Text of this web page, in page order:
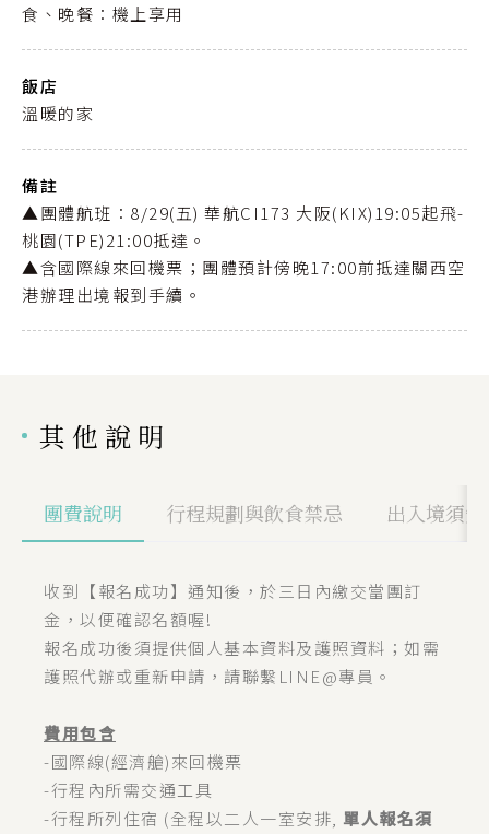
食、晚餐：機上享用
飯店
溫暖的家
備註
▲團體航班：8/29(五) 華航CI173 大阪(KIX)19:05起飛-
桃園(TPE)21:00抵達。
▲含國際線來回機票；團體預計傍晚17:00前抵達關西空
港辦理出境報到手續。
其他說明
團費說明 行程規劃與飲食禁忌 出入境須知
收到【報名成功】通知後，於三日內繳交當團訂
金，以便確認名額喔!
報名成功後須提供個人基本資料及護照資料；如需
護照代辦或重新申請，請聯繫LINE@專員。
費用包含
-國際線(經濟艙)來回機票
-行程內所需交通工具
-行程所列住宿 (全程以二人一室安排, 單人報名須